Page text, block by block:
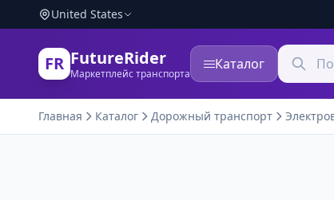
United States
FR FutureRider
Маркетплейс транспорта
Каталог
Главная Каталог Дорожный транспорт